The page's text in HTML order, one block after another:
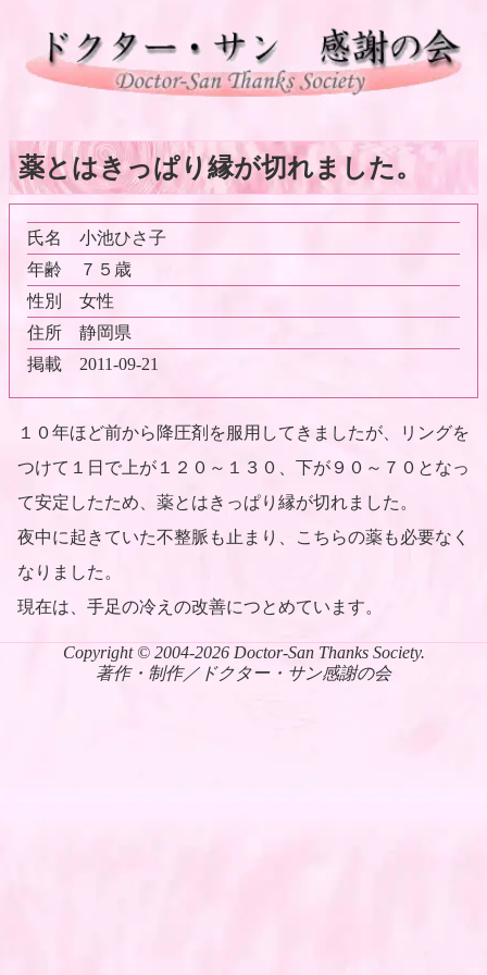
薬とはきっぱり縁が切れました。
氏名
小池ひさ子
年齢
７５歳
性別
女性
住所
静岡県
掲載
2011-09-21
１０年ほど前から降圧剤を服用してきましたが、リングを
つけて１日で上が１２０～１３０、下が９０～７０となっ
て安定したため、薬とはきっぱり縁が切れました。
夜中に起きていた不整脈も止まり、こちらの薬も必要なく
なりました。
現在は、手足の冷えの改善につとめています。
Copyright © 2004-2026 Doctor-San Thanks Society.
著作・制作／ドクター・サン感謝の会